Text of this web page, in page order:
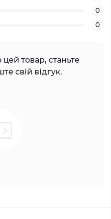
0
0
цей товар, станьте
свій відгук.